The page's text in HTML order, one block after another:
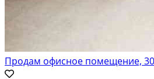
Продам офисное помещение,